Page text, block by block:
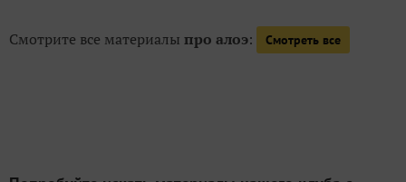
Смотрите все материалы про алоэ: Смотреть все